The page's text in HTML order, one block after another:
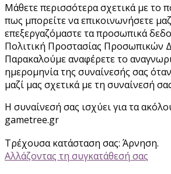
Μάθετε περισσότερα σχετικά με το
πως μπορείτε να επικοινωνήσετε
επεξεργαζόμαστε τα προσωπικά
Πολιτική Προστασίας Προσωπικών
Παρακαλούμε αναφέρετε το
ημερομηνία της συναίνεσής σας
μαζί μας σχετικά με τη συναίνεσή
Η συναίνεσή σας ισχύει για τα
gametree.gr
Τρέχουσα κατάσταση σας: Άρνηση.
Αλλάζοντας τη συγκατάθεσή σας